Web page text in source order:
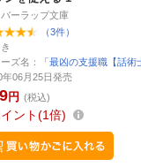
ーラップ文庫
（3件）
ズ名：
「最凶の支援職【話
年06月25日発売
円 (税込)
ント 1倍